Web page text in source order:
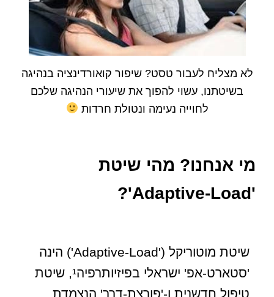
לא מצליח לעבור טסט? שיפור קואורדינציה בנהיגה
בשיטתנו, עשוי להפוך את שיעורי הנהיגה שלכם
לחוייה נעימה ונטולת חרדות
מי אנחנו? מהי שיטת
'Adaptive-Load'?
שיטת מוטוריקל ('Adaptive-Load') הינה
'סטארט-אפ' ישראלי בפיזיותרפיה¹, שיטת
טיפול חדשנית ו-'פורצת-דרך' הנצמדת